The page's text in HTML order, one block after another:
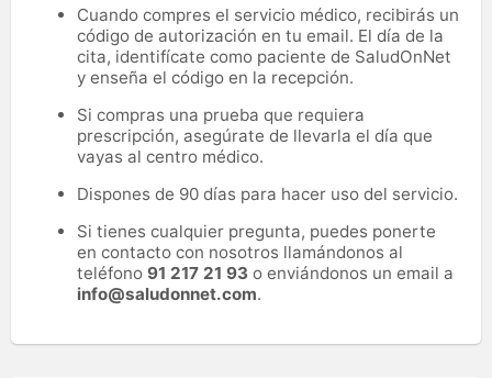
Cuando compres el servicio médico, recibirás un
código de autorización en tu email. El día de la
cita, identifícate como paciente de SaludOnNet
y enseña el código en la recepción.
Si compras una prueba que requiera
prescripción, asegúrate de llevarla el día que
vayas al centro médico.
Dispones de 90 días para hacer uso del servicio.
Si tienes cualquier pregunta, puedes ponerte
en contacto con nosotros llamándonos al
teléfono 91 217 21 93 o enviándonos un email a
info@saludonnet.com.